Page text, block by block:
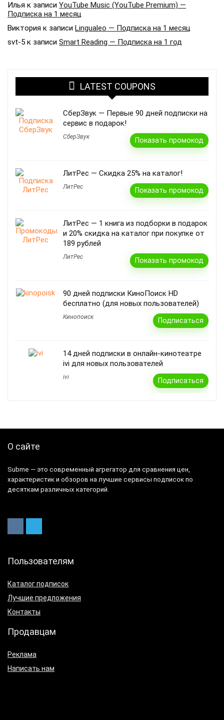
Илья к записи YouTube Music (YouTube Premium) —
Подписка на 1 месяц
Виктория к записи Lingualeo — Подписка на 1 месяц
svt-5 к записи Smart Reading — Подписка на 1 год
LATEST COUPONS
СберЗвук — Первые 90 дней подписки на
сервис в подарок!
СберЗвук Показать промокод
ЛитРес — Скидка 25% на каталог!
ЛитРес Показать промокод
ЛитРес — 1 книга из подборки в подарок
и 20% скидка на каталог при покупке от
189 рублей
ЛитРес Показать промокод
90 дней подписки КиноПоиск HD
бесплатно (для новых пользователей)
Кинопоиск Подписаться
14 дней подписки в онлайн-кинотеатре
ivi для новых пользователей
ivi Подписаться
О сайте
Subme — это современный агрегатор для сравнения цен,
характеристик и обзоров на лучшие сервисы подписок по
десяткам различных категорий.
Пользователям
Каталог подписок
Лучшие предложения
Контакты
Продавцам
Реклама
Написать нам